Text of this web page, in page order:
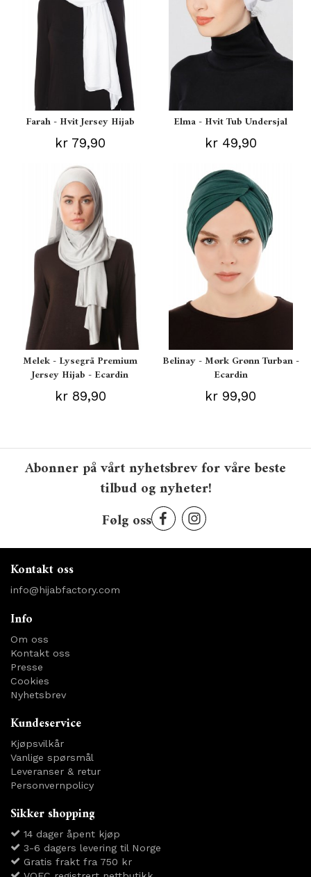
Farah - Hvit Jersey Hijab
kr 79,90
Elma - Hvit Tub Undersjal
kr 49,90
Melek - Lysegrå Premium
Jersey Hijab - Ecardin
kr 89,90
Belinay - Mørk Grønn Turban -
Ecardin
kr 99,90
Abonner på vårt nyhetsbrev for våre beste
tilbud og nyheter!
Følg oss
Kontakt oss
info@hijabfactory.com
Info
Om oss
Kontakt oss
Presse
Cookies
Nyhetsbrev
Kundeservice
Kjøpsvilkår
Vanlige spørsmål
Leveranser & retur
Personvernpolicy
Sikker shopping
14 dager åpent kjøp
3-6 dagers levering til Norge
Gratis frakt fra 750 kr